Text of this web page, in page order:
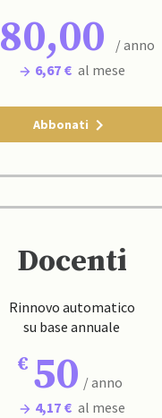
80,00
/ anno
6,67 € al mese
Abbonati
Docenti
Rinnovo automatico
su base annuale
50 / anno
4,17 € al mese